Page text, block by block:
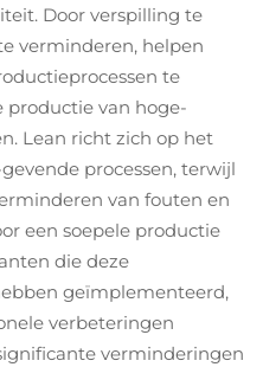
Door verspilling te
verminderen, helpen
te
van hoge-
Lean richt zich op het
processen, terwijl
van fouten en
een soepele productie
die deze
geïmplementeerd,
verbeteringen
verminderingen